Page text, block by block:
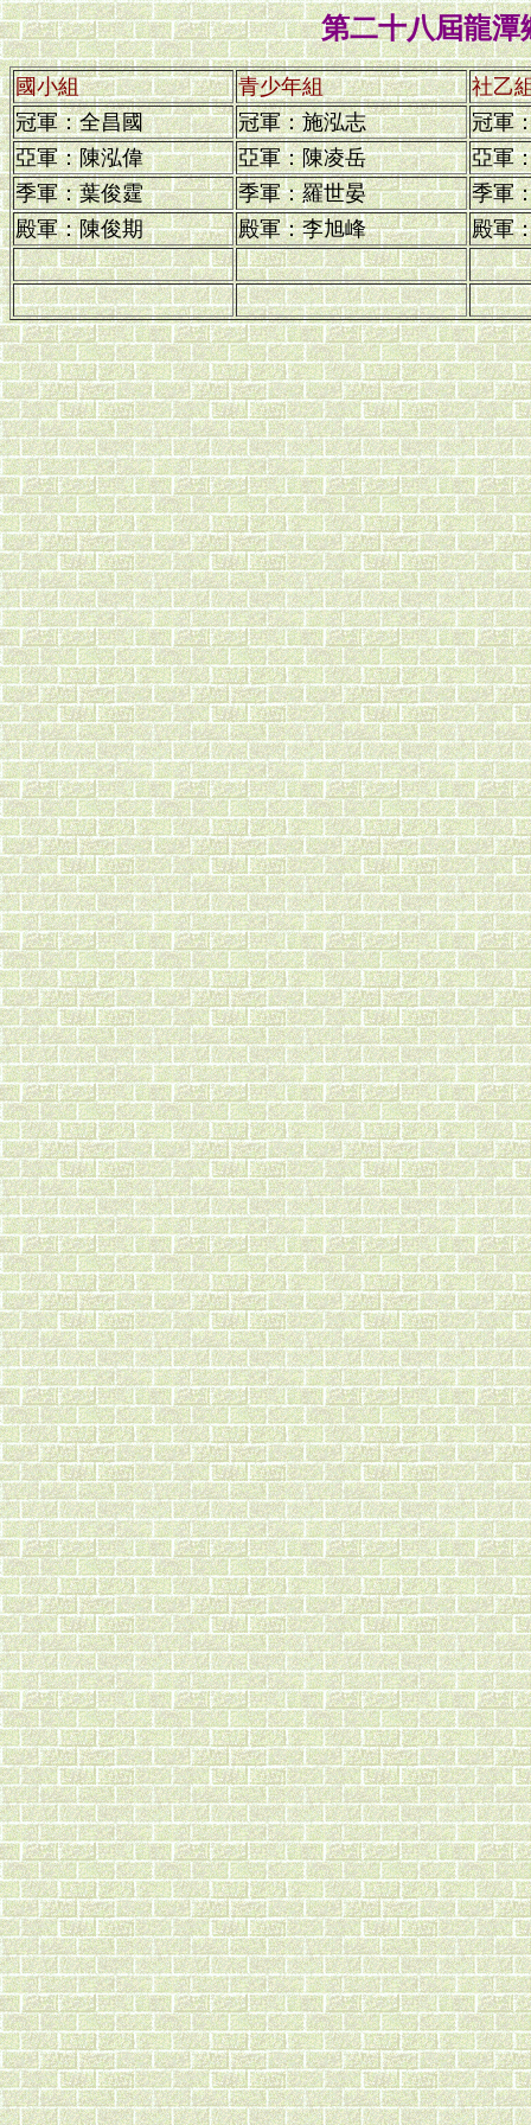
第二十八屆龍潭
國小組 青少年組
社乙
冠軍：全昌國
冠軍：施泓志
冠軍
亞軍：陳泓偉
亞軍：陳凌岳
亞軍
季軍：葉俊霆
季軍：羅世晏
季軍
殿軍：陳俊期
殿軍：李旭峰 殿軍